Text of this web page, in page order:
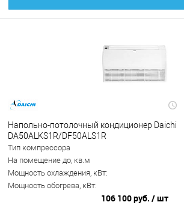
Напольно-потолочный кондиционер Daichi
DA50ALKS1R/DF50ALS1R
Тип компрессора
На помещение до, кв.м
Мощность охлаждения, кВт:
Мощность обогрева, кВт:
106 100 руб. / шт